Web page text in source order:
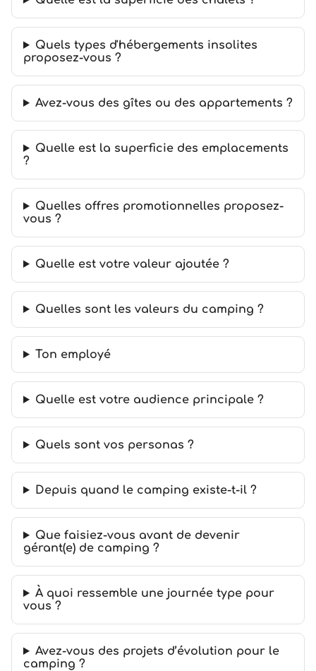
Quels types d'hébergements insolites
proposez-vous ?
Avez-vous des gîtes ou des appartements ?
Quelle est la superficie des emplacements
?
Quelles offres promotionnelles proposez-
vous ?
Quelle est votre valeur ajoutée ?
Quelles sont les valeurs du camping ?
Ton employé
Quelle est votre audience principale ?
Quels sont vos personas ?
Depuis quand le camping existe-t-il ?
Que faisiez-vous avant de devenir
gérant(e) de camping ?
À quoi ressemble une journée type pour
vous ?
Avez-vous des projets d’évolution pour le
camping ?